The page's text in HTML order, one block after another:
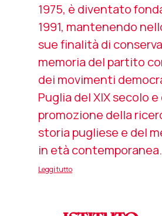
1975, è diventato
1991, mantenendo
sue finalità di
memoria del partito
dei movimenti
Puglia del XIX secolo e
promozione della
storia pugliese e del
in età contemporanea.
Leggi tutto